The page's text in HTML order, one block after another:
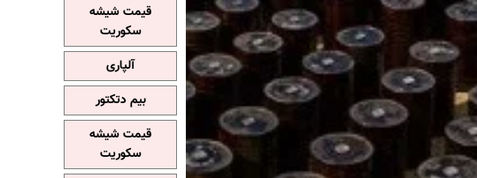
قیمت شیشه
سکوریت
آلپاری
بیم دتکتور
قیمت شیشه
سکوریت